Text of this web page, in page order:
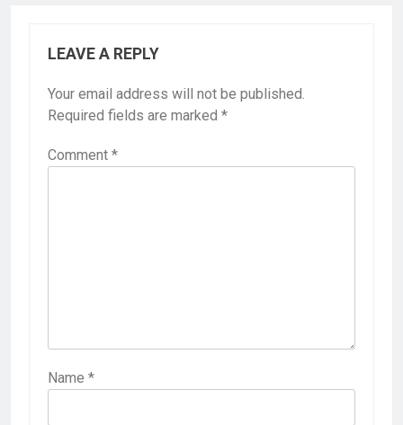
LEAVE A REPLY
Your email address will not be published.
Required fields are marked *
Comment *
Name *